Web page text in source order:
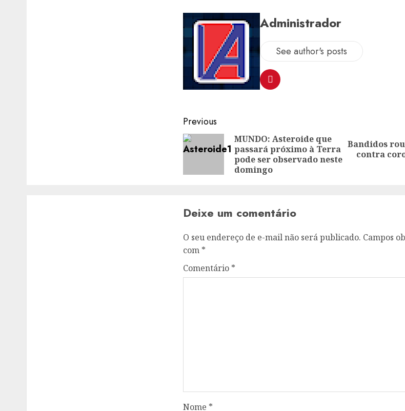
Administrador
See author's posts
Post
navigation
Previous
Previous
MUNDO: Asteroide que
passará próximo à Terra
pode ser observado neste
domingo
Next
Bandidos
contra
Deixe um comentário
O seu endereço de e-mail não será publicado. Campos
com *
Comentário *
Nome *